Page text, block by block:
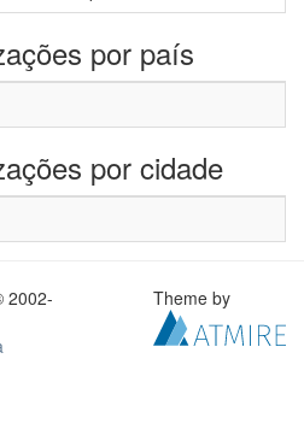
por país
por cidade
2002-
Theme by